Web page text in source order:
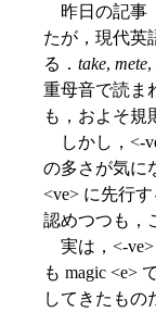
昨日の記事
たが，現代英
る． take, mete,
重母音で読ま
も，およそ規
しかし，<-
の多さが気に
<ve> に先行
認めつつも，
実は，<-ve>
も magic <e>
してきたもの